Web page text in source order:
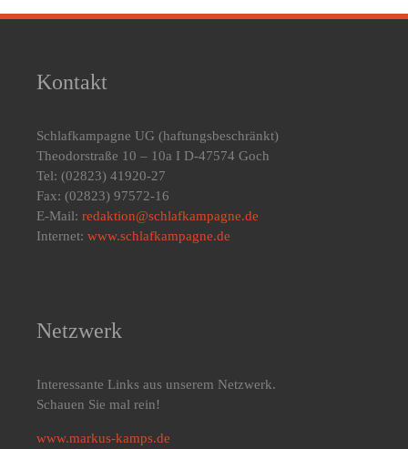
Kontakt
Schlafkampagne UG (haftungsbeschränkt)
Theodorstraße 10 – 10a I D-47574 Goch
Tel: (02823) 41920-27
Fax: (02823) 97572-16
E-Mail: redaktion@schlafkampagne.de
Internet: www.schlafkampagne.de
Netzwerk
Interessante Links aus unserem Netzwerk.
Schauen Sie mal rein!
www.markus-kamps.de